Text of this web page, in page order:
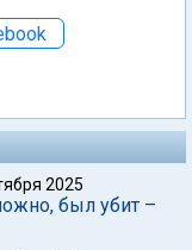
2025
был убит –